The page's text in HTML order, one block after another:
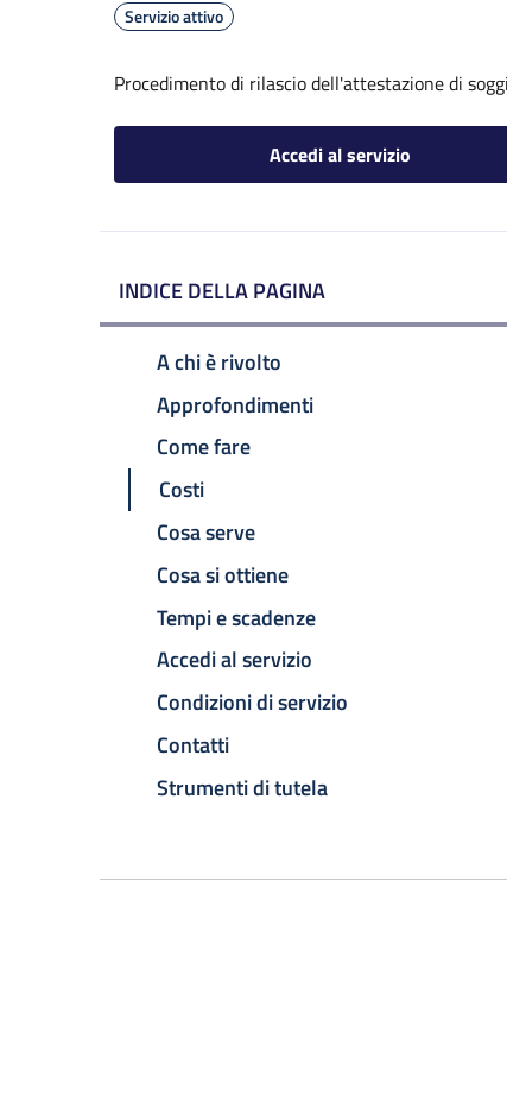
Servizio attivo
Procedimento di rilascio dell'attestazione di
Accedi al servizio
INDICE DELLA PAGINA
A chi è rivolto
Approfondimenti
Come fare
Costi
Cosa serve
Cosa si ottiene
Tempi e scadenze
Accedi al servizio
Condizioni di servizio
Contatti
Strumenti di tutela